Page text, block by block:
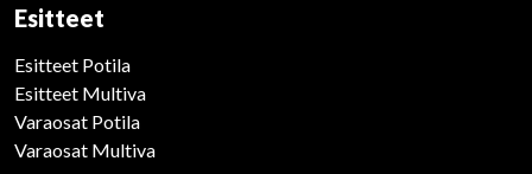
Esitteet
Esitteet Potila
Esitteet Multiva
Varaosat Potila
Varaosat Multiva